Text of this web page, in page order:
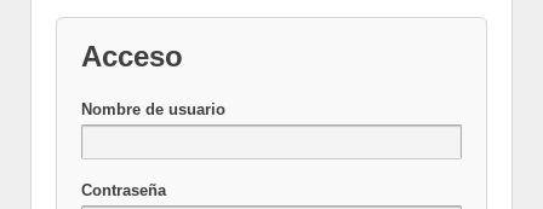
Acceso
Nombre de usuario
Contraseña